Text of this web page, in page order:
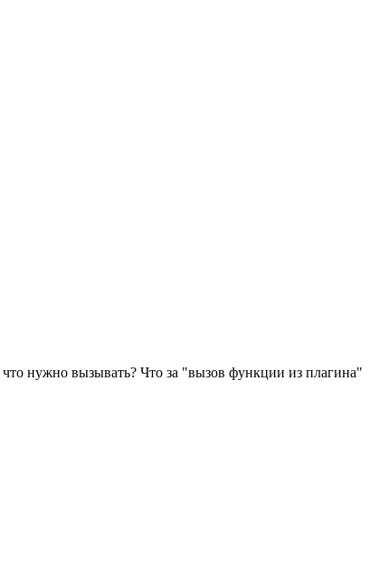
нужно вызывать? Что за "вызов функции из плагина"